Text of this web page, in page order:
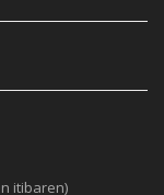
itibaren)